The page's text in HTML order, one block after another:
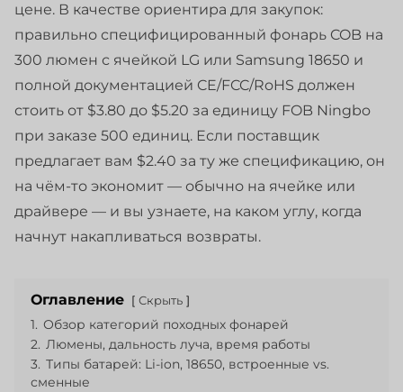
цене. В качестве ориентира для закупок:
правильно специфицированный фонарь COB на
300 люмен с ячейкой LG или Samsung 18650 и
полной документацией CE/FCC/RoHS должен
стоить от $3.80 до $5.20 за единицу FOB Ningbo
при заказе 500 единиц. Если поставщик
предлагает вам $2.40 за ту же спецификацию, он
на чём-то экономит — обычно на ячейке или
драйвере — и вы узнаете, на каком углу, когда
начнут накапливаться возвраты.
Оглавление Скрыть
1. Обзор категорий походных фонарей
2. Люмены, дальность луча, время работы
3. Типы батарей: Li-ion, 18650, встроенные vs.
сменные